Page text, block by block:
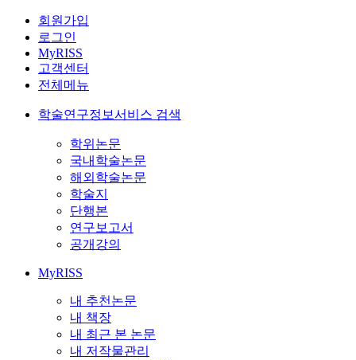
회원가입
로그인
MyRISS
고객센터
전체메뉴
학술연구정보서비스 검색
학위논문
국내학술논문
해외학술논문
학술지
단행본
연구보고서
공개강의
MyRISS
내 추천논문
내 책장
내 최근 본 논문
내 저작물관리